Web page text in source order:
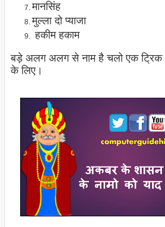
मानसिंह
मुल्ला दो प्याजा
हकीम हकाम
बड़े अलग अलग से नाम है चलो एक ट्रिक
के लिए।